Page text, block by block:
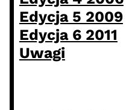
Edycja 5 2009
Edycja 6 2011
Uwagi